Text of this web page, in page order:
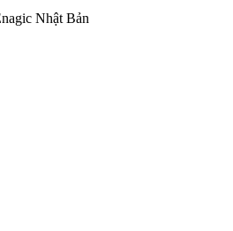
Nhật Bản